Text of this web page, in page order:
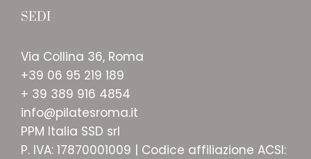
SEDI
Via Collina 36, Roma
+39 06 95 219 189
+ 39 389 916 4854
info@pilatesroma.it
PPM Italia SSD srl
P. IVA: 17870001009 | Codice affiliazione ACSI: